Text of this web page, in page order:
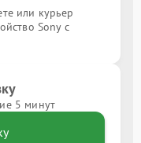
или курьер
Sony с
5 минут